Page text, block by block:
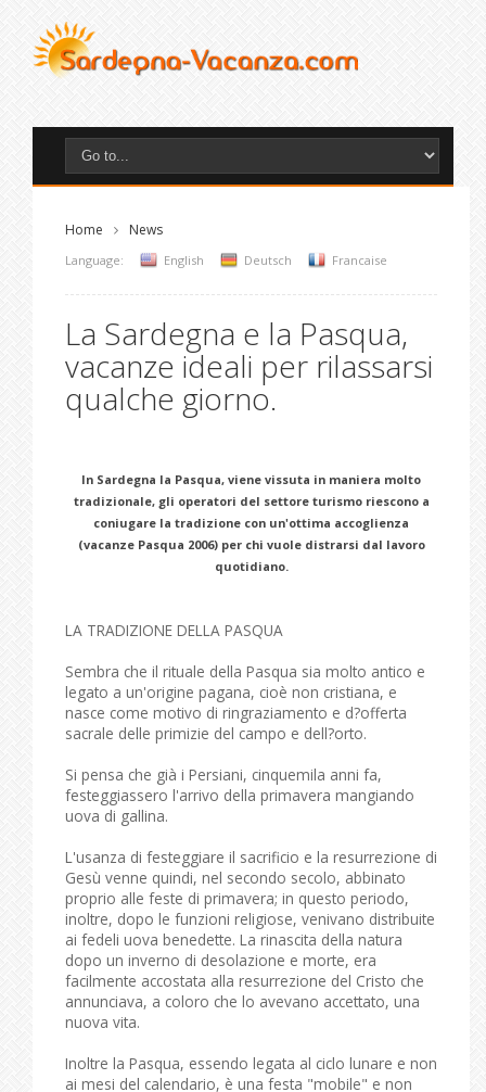
Home News
Language: English Deutsch Francaise
La Sardegna e la Pasqua,
vacanze ideali per rilassarsi
qualche giorno.
In Sardegna la Pasqua, viene vissuta in maniera molto
tradizionale, gli operatori del settore turismo riescono a
coniugare la tradizione con un'ottima accoglienza
(vacanze Pasqua 2006) per chi vuole distrarsi dal lavoro
quotidiano.
LA TRADIZIONE DELLA PASQUA
Sembra che il rituale della Pasqua sia molto antico e
legato a un'origine pagana, cioè non cristiana, e
nasce come motivo di ringraziamento e d?offerta
sacrale delle primizie del campo e dell?orto.
Si pensa che già i Persiani, cinquemila anni fa,
festeggiassero l'arrivo della primavera mangiando
uova di gallina.
L'usanza di festeggiare il sacrificio e la resurrezione di
Gesù venne quindi, nel secondo secolo, abbinato
proprio alle feste di primavera; in questo periodo,
inoltre, dopo le funzioni religiose, venivano distribuite
ai fedeli uova benedette. La rinascita della natura
dopo un inverno di desolazione e morte, era
facilmente accostata alla resurrezione del Cristo che
annunciava, a coloro che lo avevano accettato, una
nuova vita.
Inoltre la Pasqua, essendo legata al ciclo lunare e non
ai mesi del calendario, è una festa "mobile" e non